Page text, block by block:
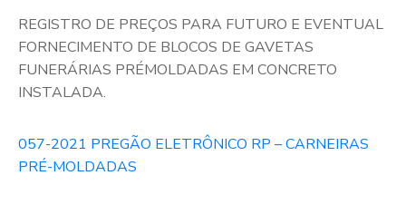
REGISTRO DE PREÇOS PARA FUTURO E EVENTUAL
FORNECIMENTO DE BLOCOS DE GAVETAS
FUNERÁRIAS PRÉMOLDADAS EM CONCRETO
INSTALADA.
057-2021 PREGÃO ELETRÔNICO RP – CARNEIRAS
PRÉ-MOLDADAS